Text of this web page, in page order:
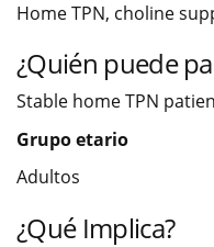
Home TPN, choline
¿Quién puede
Stable home TPN
Grupo etario
Adultos
¿Qué Implica?